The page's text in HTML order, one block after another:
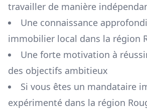
travailler de manière
Une connaissance
immobilier local dans la région
Une forte motivation à
des objectifs ambitieux
Si vous êtes un mandataire
expérimenté dans la région